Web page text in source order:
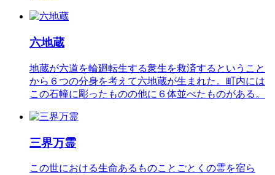
六地蔵
地蔵が六道を輪廻転生する衆生を救済するということ
から６つの分身を考えて六地蔵が生まれた。町内には
この石幢に彫ったものの他に６体並べたものがある。
三界万霊
この世における生命あるものことごとくの霊を宿ら